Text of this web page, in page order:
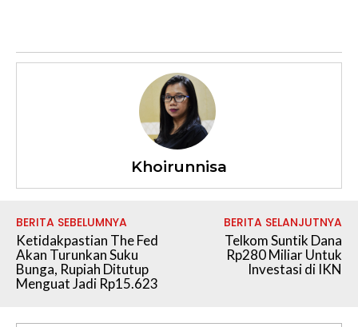
Khoirunnisa
BERITA SEBELUMNYA
Ketidakpastian The Fed
Akan Turunkan Suku
Bunga, Rupiah Ditutup
Menguat Jadi Rp15.623
BERITA SELANJUTNYA
Telkom Suntik Dana
Rp280 Miliar Untuk
Investasi di IKN